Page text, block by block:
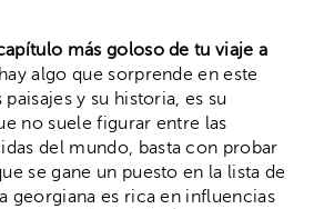
más goloso de tu viaje a
algo que sorprende en este
paisajes y su historia, es su
no suele figurar entre las
del mundo, basta con probar
se gane un puesto en la lista de
georgiana es rica en influencias